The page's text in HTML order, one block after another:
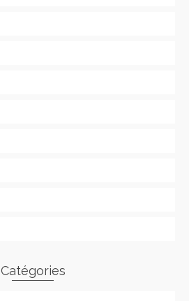
Catégories